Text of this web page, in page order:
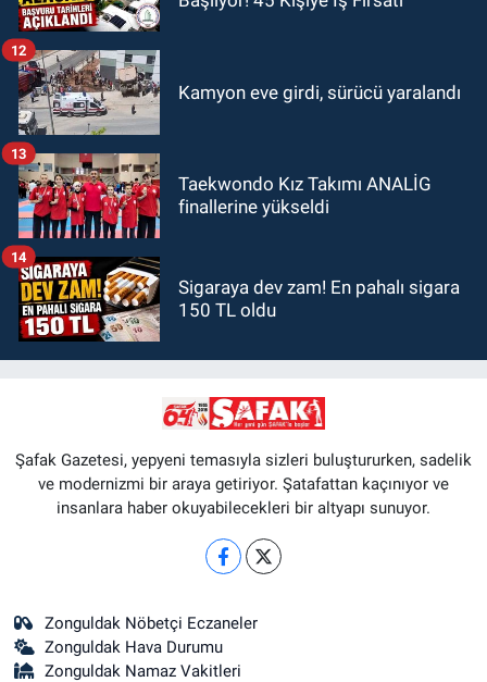
Kamyon eve girdi, sürücü yaralandı
12
Taekwondo Kız Takımı ANALİG
finallerine yükseldi
13
Sigaraya dev zam! En pahalı sigara
150 TL oldu
14
Şafak Gazetesi, yepyeni temasıyla sizleri buluştururken, sadelik
ve modernizmi bir araya getiriyor. Şatafattan kaçınıyor ve
insanlara haber okuyabilecekleri bir altyapı sunuyor.
Zonguldak Nöbetçi Eczaneler
Zonguldak Hava Durumu
Zonguldak Namaz Vakitleri